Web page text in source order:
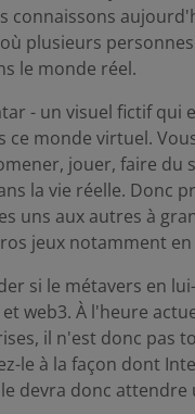
connaissons
plusieurs
le monde réel.
- un visuel fictif qui
ce monde virtuel.
jouer, faire du
la vie réelle. Donc
uns aux autres à
jeux notamment
si le métavers en
web3. À l'heure
il n'est donc pas
le à la façon dont
devra donc